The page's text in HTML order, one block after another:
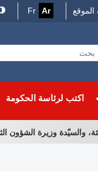
Fr Ar
اكتب لرئاسة الحكومة
وزيرة الشؤون